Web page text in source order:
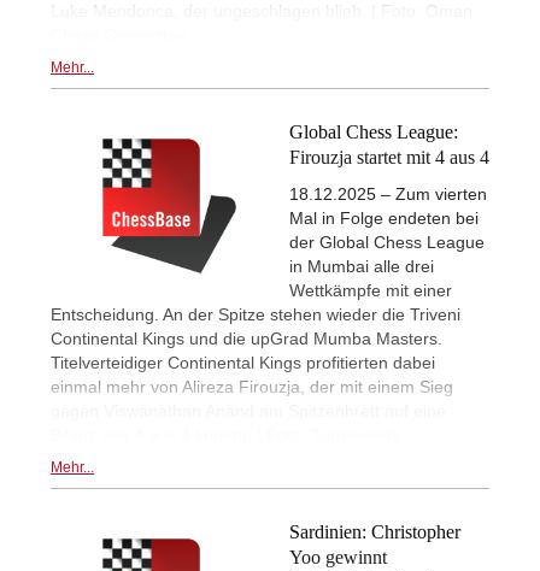
Luke Mendonca, der ungeschlagen blieb. | Foto: Oman
Mehr...
Global Chess League:
Firouzja startet mit 4 aus 4
18.12.2025 – Zum vierten
Mal in Folge endeten bei
der Global Chess League
in Mumbai alle drei
Wettkämpfe mit einer
Entscheidung. An der Spitze stehen wieder die Triveni
Continental Kings und die upGrad Mumba Masters.
Titelverteidiger Continental Kings profitierten dabei
einmal mehr von Alireza Firouzja, der mit einem Sieg
Mehr...
Sardinien: Christopher
Yoo gewinnt